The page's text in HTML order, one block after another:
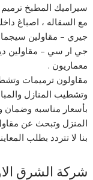
سيراميك المطبخ
مع السقاله ، اصباغ
جيري – مقاولين سيجما
جي ار سي – مقاولين
معماريون .
مقاولون ترميمات
وتشطيب المنازل
بأسعار مناسبه وضمان
المنزل وتبحث عن
بنا لا تتردد بطلب